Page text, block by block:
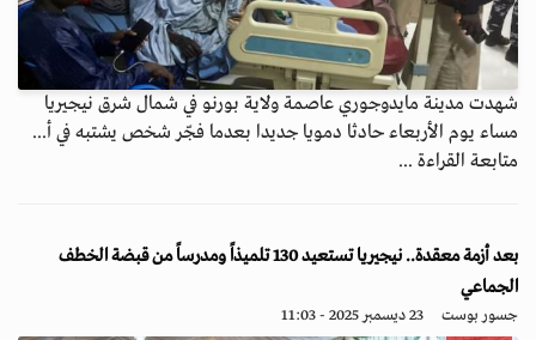
شهدت مدينة مايدوجوري عاصمة ولاية بورنو في شمال شرق نيجيريا
مساء يوم الأربعاء حادثا دمويا جديدا بعدما فجّر شخص يشتبه في أ...
متابعة القراءة ...
بعد أزمة معقدة.. نيجيريا تستعيد 130 تلميذاً ومدرساً من قبضة الخطف
الجماعي
جسور بوست 23 ديسمبر 2025 - 11:03